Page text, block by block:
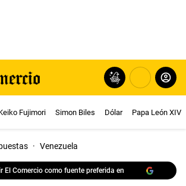
Fujimori Simon Biles Dólar Papa León XIV
· Venezuela
El Comercio como fuente preferida en